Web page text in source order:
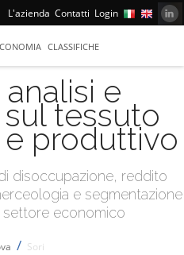
L'azienda Contatti Login
CLASSIFICHE
e
tessuto
produttivo
disoccupazione, reddito
e segmentazione
economico
/ Sori